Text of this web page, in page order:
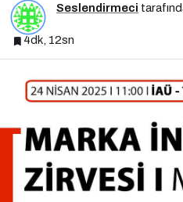
Seslendirmeci
4dk, 12sn